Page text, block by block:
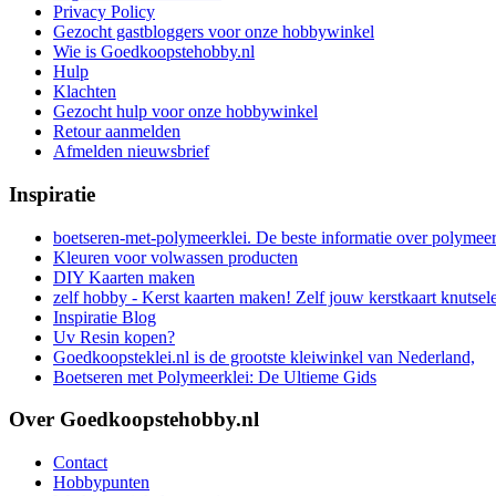
Privacy Policy
Gezocht gastbloggers voor onze hobbywinkel
Wie is Goedkoopstehobby.nl
Hulp
Klachten
Gezocht hulp voor onze hobbywinkel
Retour aanmelden
Afmelden nieuwsbrief
Inspiratie
boetseren-met-polymeerklei. De beste informatie over
Kleuren voor volwassen producten
DIY Kaarten maken
zelf hobby - Kerst kaarten maken! Zelf jouw kerstkaart
Inspiratie Blog
Uv Resin kopen?
Goedkoopsteklei.nl is de grootste kleiwinkel van Nederland,
Boetseren met Polymeerklei: De Ultieme Gids
Over Goedkoopstehobby.nl
Contact
Hobbypunten